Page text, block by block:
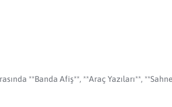
**Banda Afiş**, **Araç Yazıları**,